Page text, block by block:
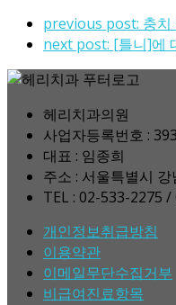
previous post: 충치
next post: [틀니]에
헤리치과의원
사업자등록번호 :
대표 : 임종희
주소 : 서울특별시
TEL : 02-533-2275
개인정보취급방침
이용약관
이메일무단수집거부
비급여진료항목